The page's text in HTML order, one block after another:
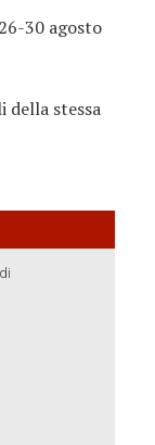
30 agosto
della stessa